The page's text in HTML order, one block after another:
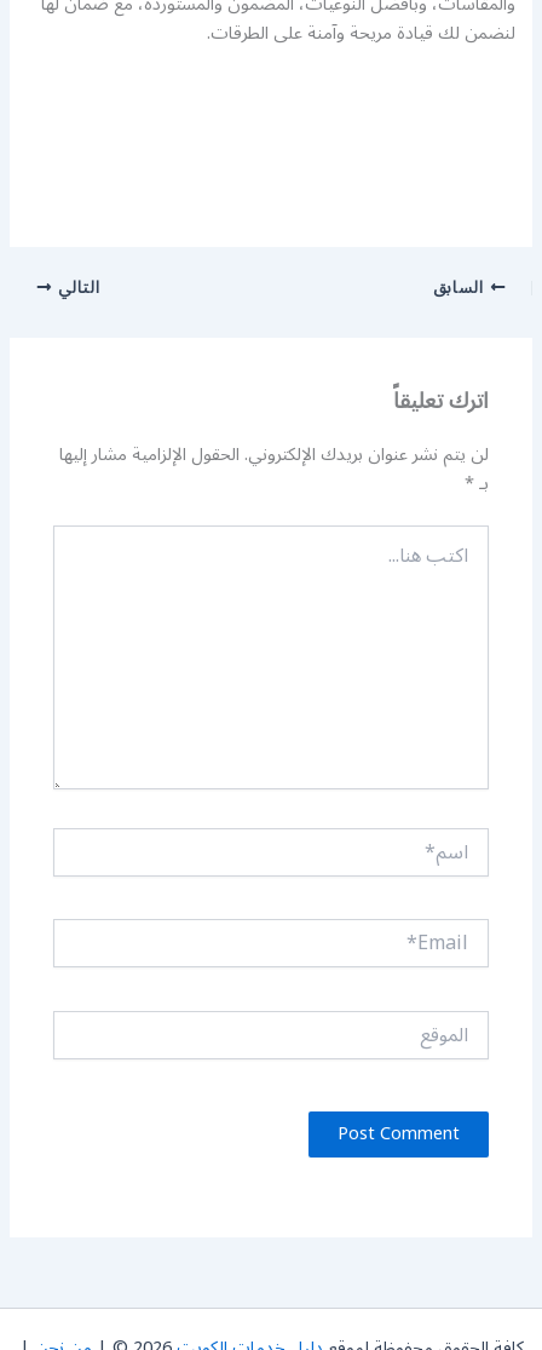
لنضمن لك قيادة مريحة وآمنة على الطرقات.
السابق التالي
اترك تعليقاً
لن يتم نشر عنوان بريدك الإلكتروني.الحقول الإلزامية مشار إليها
بـ*
اكتب
هنا...
اسم*
Email*
الموقع